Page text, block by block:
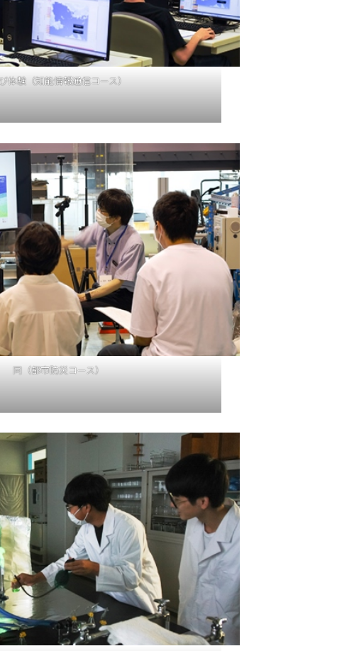
体験（知能情報通信コース）
同（都市防災コース）